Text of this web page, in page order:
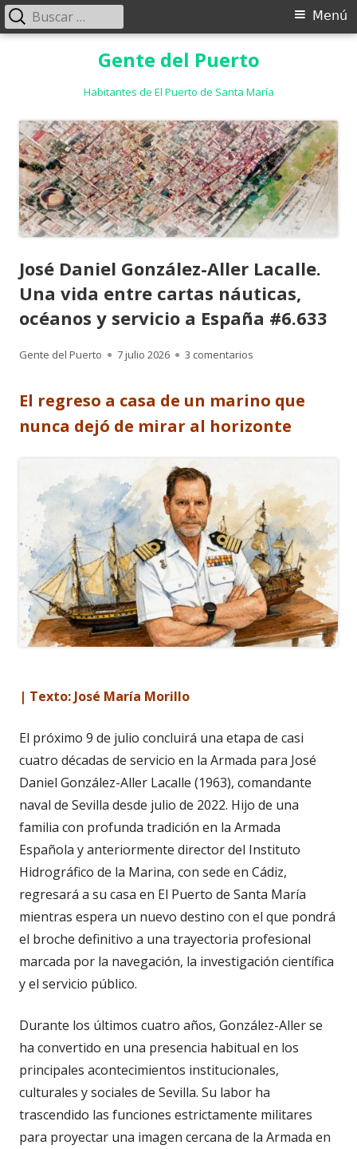
Gente del Puerto
Habitantes de El Puerto de Santa María
Menú
Menú
Buscar:
José Daniel González-Aller Lacalle.
Una vida entre cartas náuticas,
océanos y servicio a España #6.633
Autor
Gente del Puerto
Publicado
7 julio 2026 3 comentarios
El regreso a casa de un marino que
nunca dejó de mirar al horizonte
| Texto: José María Morillo
El próximo 9 de julio concluirá una etapa de casi
cuatro décadas de servicio en la Armada para José
Daniel González-Aller Lacalle (1963), comandante
naval de Sevilla desde julio de 2022. Hijo de una
familia con profunda tradición en la Armada
Española y anteriormente director del Instituto
Hidrográfico de la Marina, con sede en Cádiz,
regresará a su casa en El Puerto de Santa María
mientras espera un nuevo destino con el que pondrá
el broche definitivo a una trayectoria profesional
marcada por la navegación, la investigación científica
y el servicio público.
Durante los últimos cuatro años, González-Aller se
ha convertido en una presencia habitual en los
principales acontecimientos institucionales,
culturales y sociales de Sevilla. Su labor ha
trascendido las funciones estrictamente militares
para proyectar una imagen cercana de la Armada en